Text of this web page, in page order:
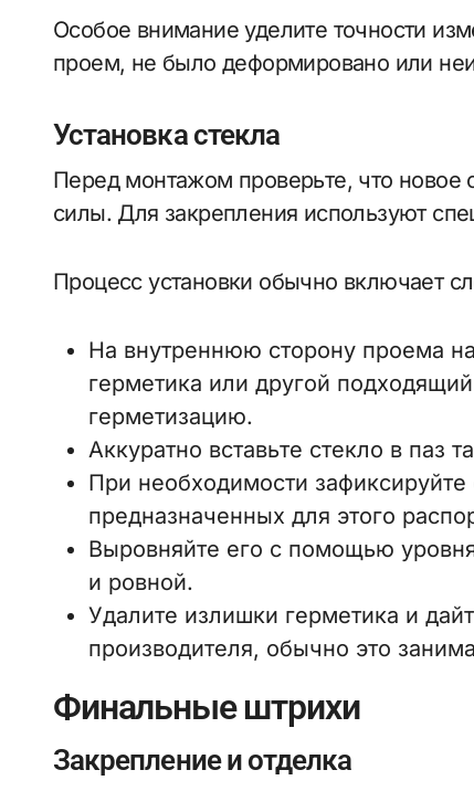
Особое внимание уделите точности
проем, не было деформировано или
Установка стекла
Перед монтажом проверьте, что новое
силы. Для закрепления используют
Процесс установки обычно включает
На внутреннюю сторону проема
герметика или другой
герметизацию.
Аккуратно вставьте стекло в паз
При необходимости
предназначенных для этого
Выровняйте его с помощью
и ровной.
Удалите излишки герметика и
производителя, обычно это
Финальные штрихи
Закрепление и отделка